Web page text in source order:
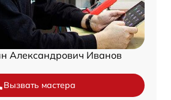
Александрович Иванов
Вызвать мастера